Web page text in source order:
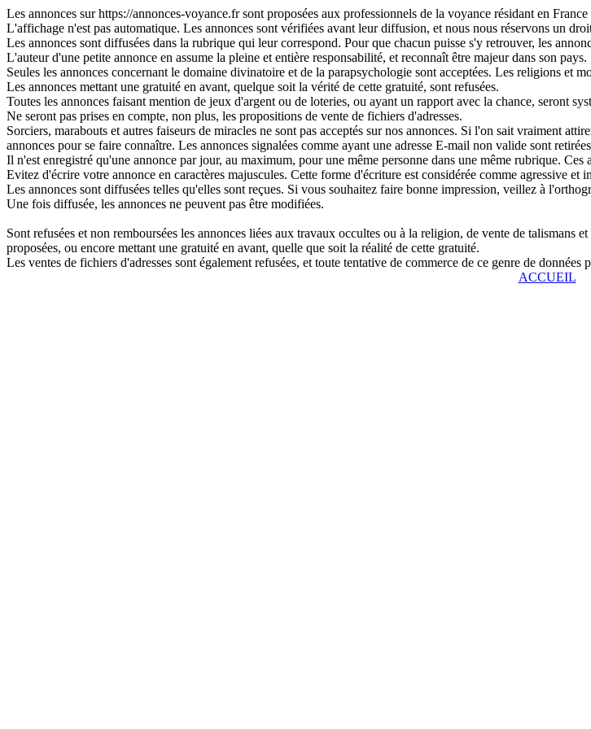
Les annonces sur https://annonces-voyance.fr sont proposées aux professionnels de la voyance résidant en
L'affichage n'est pas automatique. Les annonces sont vérifiées avant leur diffusion, et nous nous réservons un
Les annonces sont diffusées dans la rubrique qui leur correspond. Pour que chacun puisse s'y retrouver, les
L'auteur d'une petite annonce en assume la pleine et entière responsabilité, et reconnaît être majeur dans son pays.
Seules les annonces concernant le domaine divinatoire et de la parapsychologie sont acceptées. Les religions et
Les annonces mettant une gratuité en avant, quelque soit la vérité de cette gratuité, sont refusées.
Toutes les annonces faisant mention de jeux d'argent ou de loteries, ou ayant un rapport avec la chance, seront
Ne seront pas prises en compte, non plus, les propositions de vente de fichiers d'adresses.
Sorciers, marabouts et autres faiseurs de miracles ne sont pas acceptés sur nos annonces. Si l'on sait vraiment
annonces pour se faire connaître. Les annonces signalées comme ayant une adresse E-mail non valide sont
Il n'est enregistré qu'une annonce par jour, au maximum, pour une même personne dans une même rubrique. Ces
Evitez d'écrire votre annonce en caractères majuscules. Cette forme d'écriture est considérée comme agressive et
Les annonces sont diffusées telles qu'elles sont reçues. Si vous souhaitez faire bonne impression, veillez à
Une fois diffusée, les annonces ne peuvent pas être modifiées.
Sont refusées et non remboursées les annonces liées aux travaux occultes ou à la religion, de vente de talismans
proposées, ou encore mettant une gratuité en avant, quelle que soit la réalité de cette gratuité.
Les ventes de fichiers d'adresses sont également refusées, et toute tentative de commerce de ce genre de
ACCUEIL